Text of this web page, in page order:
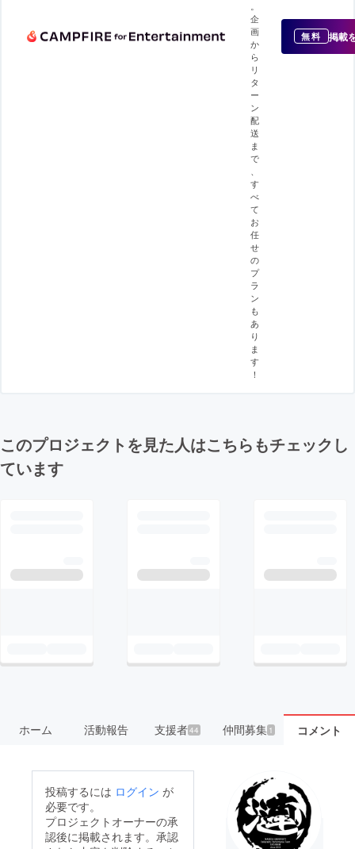
企
画
か
ら
リ
タ
ー
ン
配
送
ま
で
す
べ
て
お
任
せ
の
プ
ラ
ン
も
あ
り
ま
す
！
無料 掲載
このプロジェクトを見た人はこちらもチェックし
ています
ホーム 活動報告 支援者44 仲間募集 1 コメント
投稿するには ログイン が
必要です。
プロジェクトオーナーの承
認後に掲載されます。承認